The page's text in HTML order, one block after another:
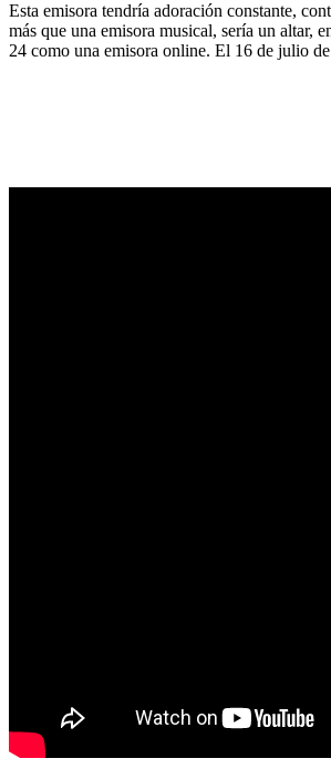
Esta emisora tendría adoración constante,
más que una emisora musical, sería un altar,
24 como una emisora online. El 16 de julio